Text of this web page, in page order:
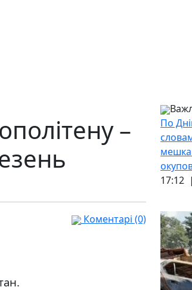
–
Коментарі (0)
По
17:12 |